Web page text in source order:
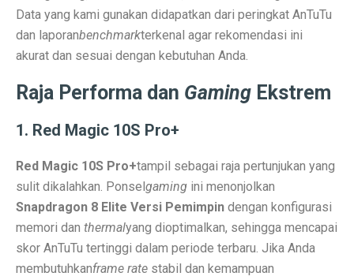
Terapi Ginjal dengan Teknologi Cuci Darah Terbaru
5 Rahasia Kehidupan Panjang Manusia Tertua
10 Karya Lukis Hendra Gunawan yang Terkenal Dunia
Casa Modena, Kafe Rumah yang Nyaman di Modena x
Desain Rumah Minimalis, Tampilan Menarik!
Prakiraan Cuaca OKU Timur 2 Oktober 2025:
Lukisan Raden Saleh: Ikon Seni Nusantara
Mengungkap Pengalaman Suara Hebat di Galaxy
Laptop Lokal Harga 2 Jutaan dengan Spesifikasi
Data yang kami gunakan didapatkan dari peringkat AnTuTu
dan laporanbenchmarkterkenal agar rekomendasi ini
akurat dan sesuai dengan kebutuhan Anda.
Raja Performa dan Gaming Ekstrem
1. Red Magic 10S Pro+
Red Magic 10S Pro+tampil sebagai raja pertunjukan yang
sulit dikalahkan. Ponselgaming ini menonjolkan
Snapdragon 8 Elite Versi Pemimpin dengan konfigurasi
memori dan thermalyang dioptimalkan, sehingga mencapai
skor AnTuTu tertinggi dalam periode terbaru. Jika Anda
membutuhkanframe rate stabil dan kemampuan